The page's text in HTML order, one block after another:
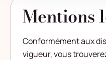
Mentions
Conformément aux
vigueur, vous